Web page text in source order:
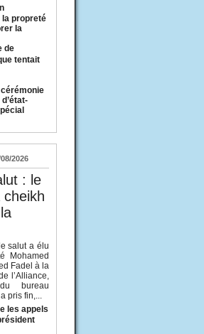
propreté
la
de
tentait
2026
: le
salut a élu
Mohamed
Fadel à la
l’Alliance,
bureau
pris fin,...
les appels